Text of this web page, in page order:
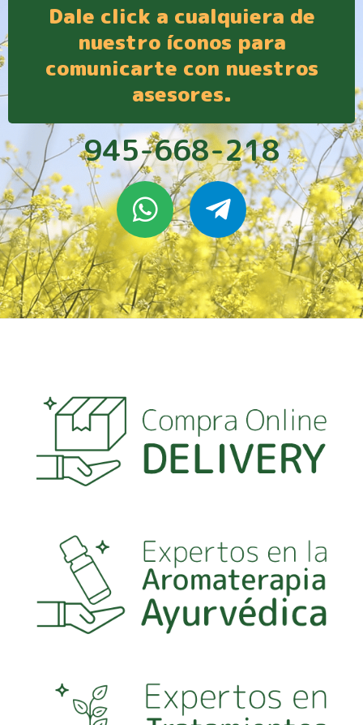
Dale click a cualquiera de
nuestro íconos para
comunicarte con nuestros
asesores.
945-668-218